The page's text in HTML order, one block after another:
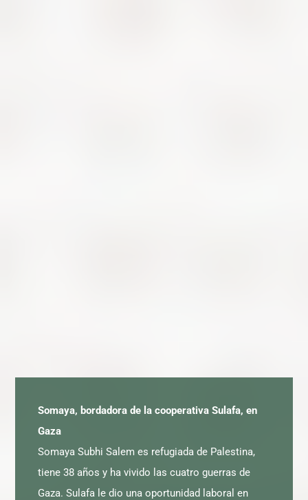
Somaya, bordadora de la cooperativa Sulafa, en
Gaza
Somaya Subhi Salem es refugiada de Palestina,
tiene 38 años y ha vivido las cuatro guerras de
Gaza. Sulafa le dio una oportunidad laboral en